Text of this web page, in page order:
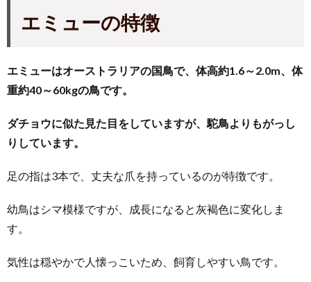
エミューの特徴
エミューはオーストラリアの国鳥で、体高約1.6～2.0m、体
重約40～60kgの鳥です。
ダチョウに似た見た目をしていますが、駝鳥よりもがっし
りしています。
足の指は3本で、丈夫な爪を持っているのが特徴です。
幼鳥はシマ模様ですが、成長になると灰褐色に変化しま
す。
気性は穏やかで人懐っこいため、飼育しやすい鳥です。